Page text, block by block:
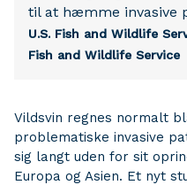
til at hæmme invasive
U.S. Fish and Wildlife
Fish and Wildlife Service
Vildsvin regnes normalt
problematiske invasive
sig langt uden for sit
Europa og Asien. Et nyt